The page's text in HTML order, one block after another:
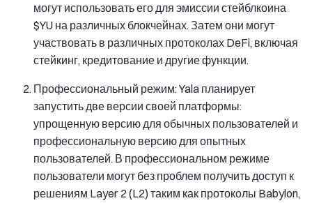
могут использовать его для эмиссии стейблкоина
$YU на различных блокчейнах. Затем они могут
участвовать в различных протоколах DeFi, включая
стейкинг, кредитование и другие функции.
Профессиональный режим: Yala планирует
запустить две версии своей платформы:
упрощенную версию для обычных пользователей и
профессиональную версию для опытных
пользователей. В профессиональном режиме
пользователи могут без проблем получить доступ к
решениям Layer 2 (L2) таким как протоколы Babylon,